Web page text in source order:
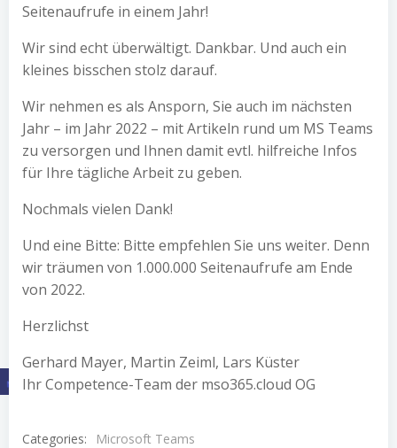
Seitenaufrufe in einem Jahr!
Wir sind echt überwältigt. Dankbar. Und auch ein
kleines bisschen stolz darauf.
Wir nehmen es als Ansporn, Sie auch im nächsten
Jahr – im Jahr 2022 – mit Artikeln rund um MS Teams
zu versorgen und Ihnen damit evtl. hilfreiche Infos
für Ihre tägliche Arbeit zu geben.
Nochmals vielen Dank!
Und eine Bitte: Bitte empfehlen Sie uns weiter. Denn
wir träumen von 1.000.000 Seitenaufrufe am Ende
von 2022.
Herzlichst
Gerhard Mayer, Martin Zeiml, Lars Küster
Ihr Competence-Team der mso365.cloud OG
Categories:
Microsoft Teams